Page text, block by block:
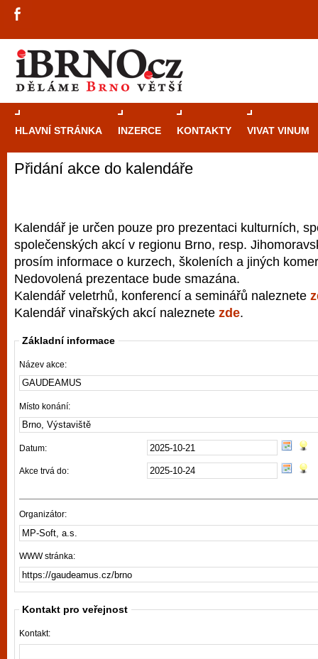
HLAVNÍ STRÁNKA INZERCE KONTAKTY VIVAT VINUM
Přidání akce do kalendáře
Kalendář je určen pouze pro prezentaci kulturních,
společenských akcí v regionu Brno, resp.
prosím informace o kurzech, školeních a jiných
Nedovolená prezentace bude smazána.
Kalendář veletrhů, konferencí a seminářů naleznete
Kalendář vinařských akcí naleznete zde.
Základní informace
Název akce:
Místo konání:
Datum:
Akce trvá do:
Organizátor:
WWW stránka:
Kontakt pro veřejnost
Kontakt:
automaty
Brno je
zajímavé
restaurace,
Mimo jiné je ale také místem, kde si
metropoli naleznete širokou nabídku her
po moderní automaty jak pro pravidelné
příležitostné hráče. V...